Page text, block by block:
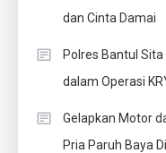
dan Cinta Damai
Polres Bantul
dalam Operasi
Gelapkan Motor
Pria Paruh Baya